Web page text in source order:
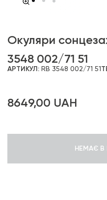
Окуляри
3548 002/71 51
АРТИКУЛ: RB 3548 002/71 51
8649,00 UAH
НЕМАЄ В